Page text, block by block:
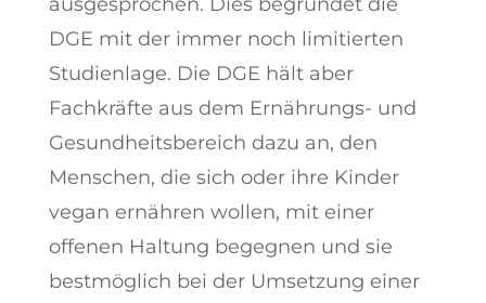
ausgesprochen. Dies begründet die
DGE mit der immer noch limitierten
Studienlage. Die DGE hält aber
Fachkräfte aus dem Ernährungs- und
Gesundheitsbereich dazu an, den
Menschen, die sich oder ihre Kinder
vegan ernähren wollen, mit einer
offenen Haltung begegnen und sie
bestmöglich bei der Umsetzung einer